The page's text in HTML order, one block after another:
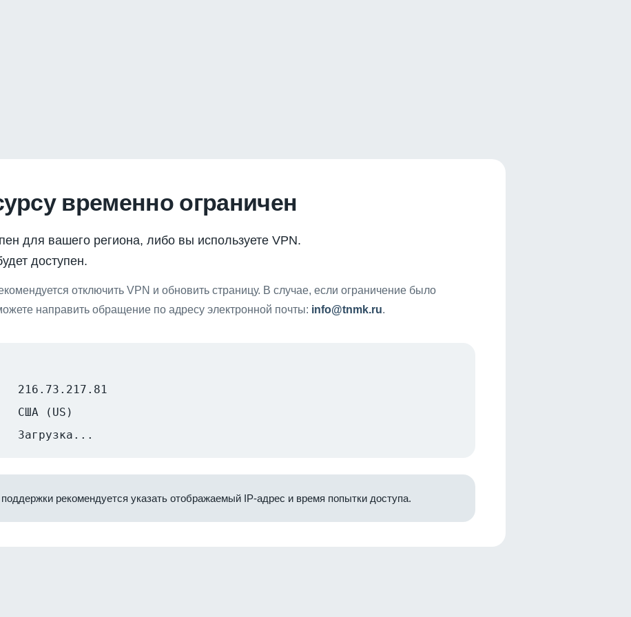
временно ограничен
для вашего региона, либо вы используете VPN.
доступен.
отключить VPN и обновить страницу. В случае, если ограничение было
направить обращение по адресу электронной почты: info@tnmk.ru.
216.73.217.81
США (US)
Загрузка...
рекомендуется указать отображаемый IP-адрес и время попытки доступа.